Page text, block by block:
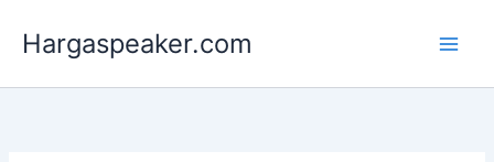
Hargaspeaker.com